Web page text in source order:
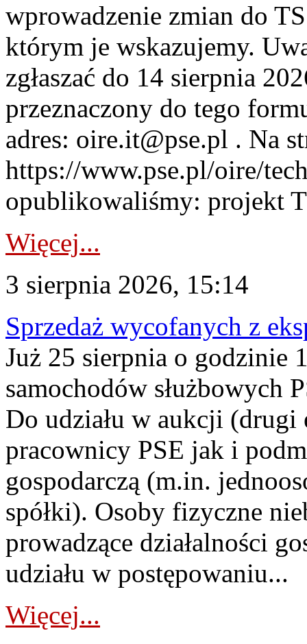
wprowadzenie zmian do
którym je wskazujemy.
zgłaszać do 14 sierpnia
przeznaczony do tego
adres: oire.it@pse.pl . Na
https://www.pse.pl/oire/
opublikowaliśmy: projekt
Więcej...
3 sierpnia 2026, 15:14
Sprzedaż wycofanych z
Już 25 sierpnia o godzinie
samochodów służbowych
Do udziału w aukcji (drugi
pracownicy PSE jak i
gospodarczą (m.in.
spółki). Osoby fizyczne
prowadzące działalności
udziału w postępowaniu...
Więcej...